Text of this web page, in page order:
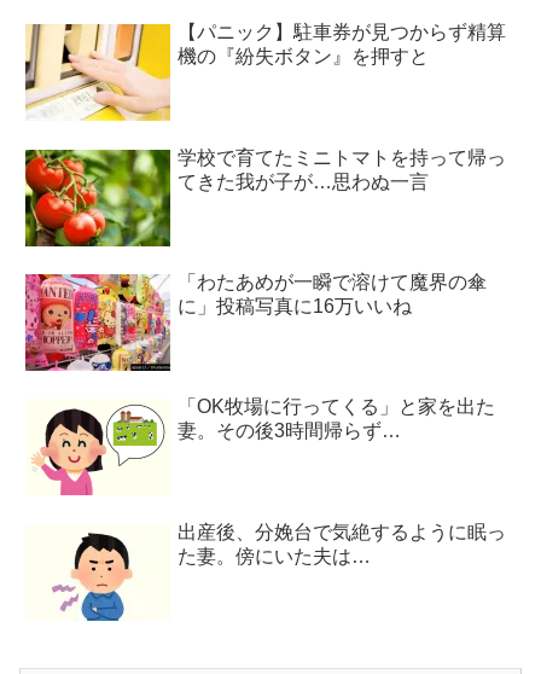
【パニック】駐車券が見つからず精算
機の『紛失ボタン』を押すと
学校で育てたミニトマトを持って帰っ
てきた我が子が…思わぬ一言
「わたあめが一瞬で溶けて魔界の傘
に」投稿写真に16万いいね
「OK牧場に行ってくる」と家を出た
妻。その後3時間帰らず…
出産後、分娩台で気絶するように眠っ
た妻。傍にいた夫は…